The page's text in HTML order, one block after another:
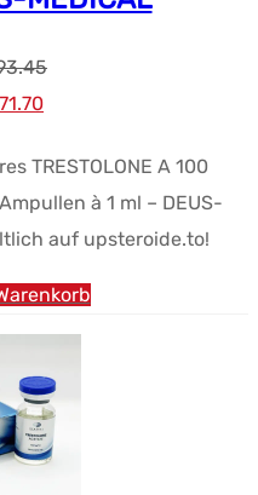
Aktueller
$171.70.
TRESTOLONE A 100
à 1 ml – DEUS-
auf upsteroide.to!